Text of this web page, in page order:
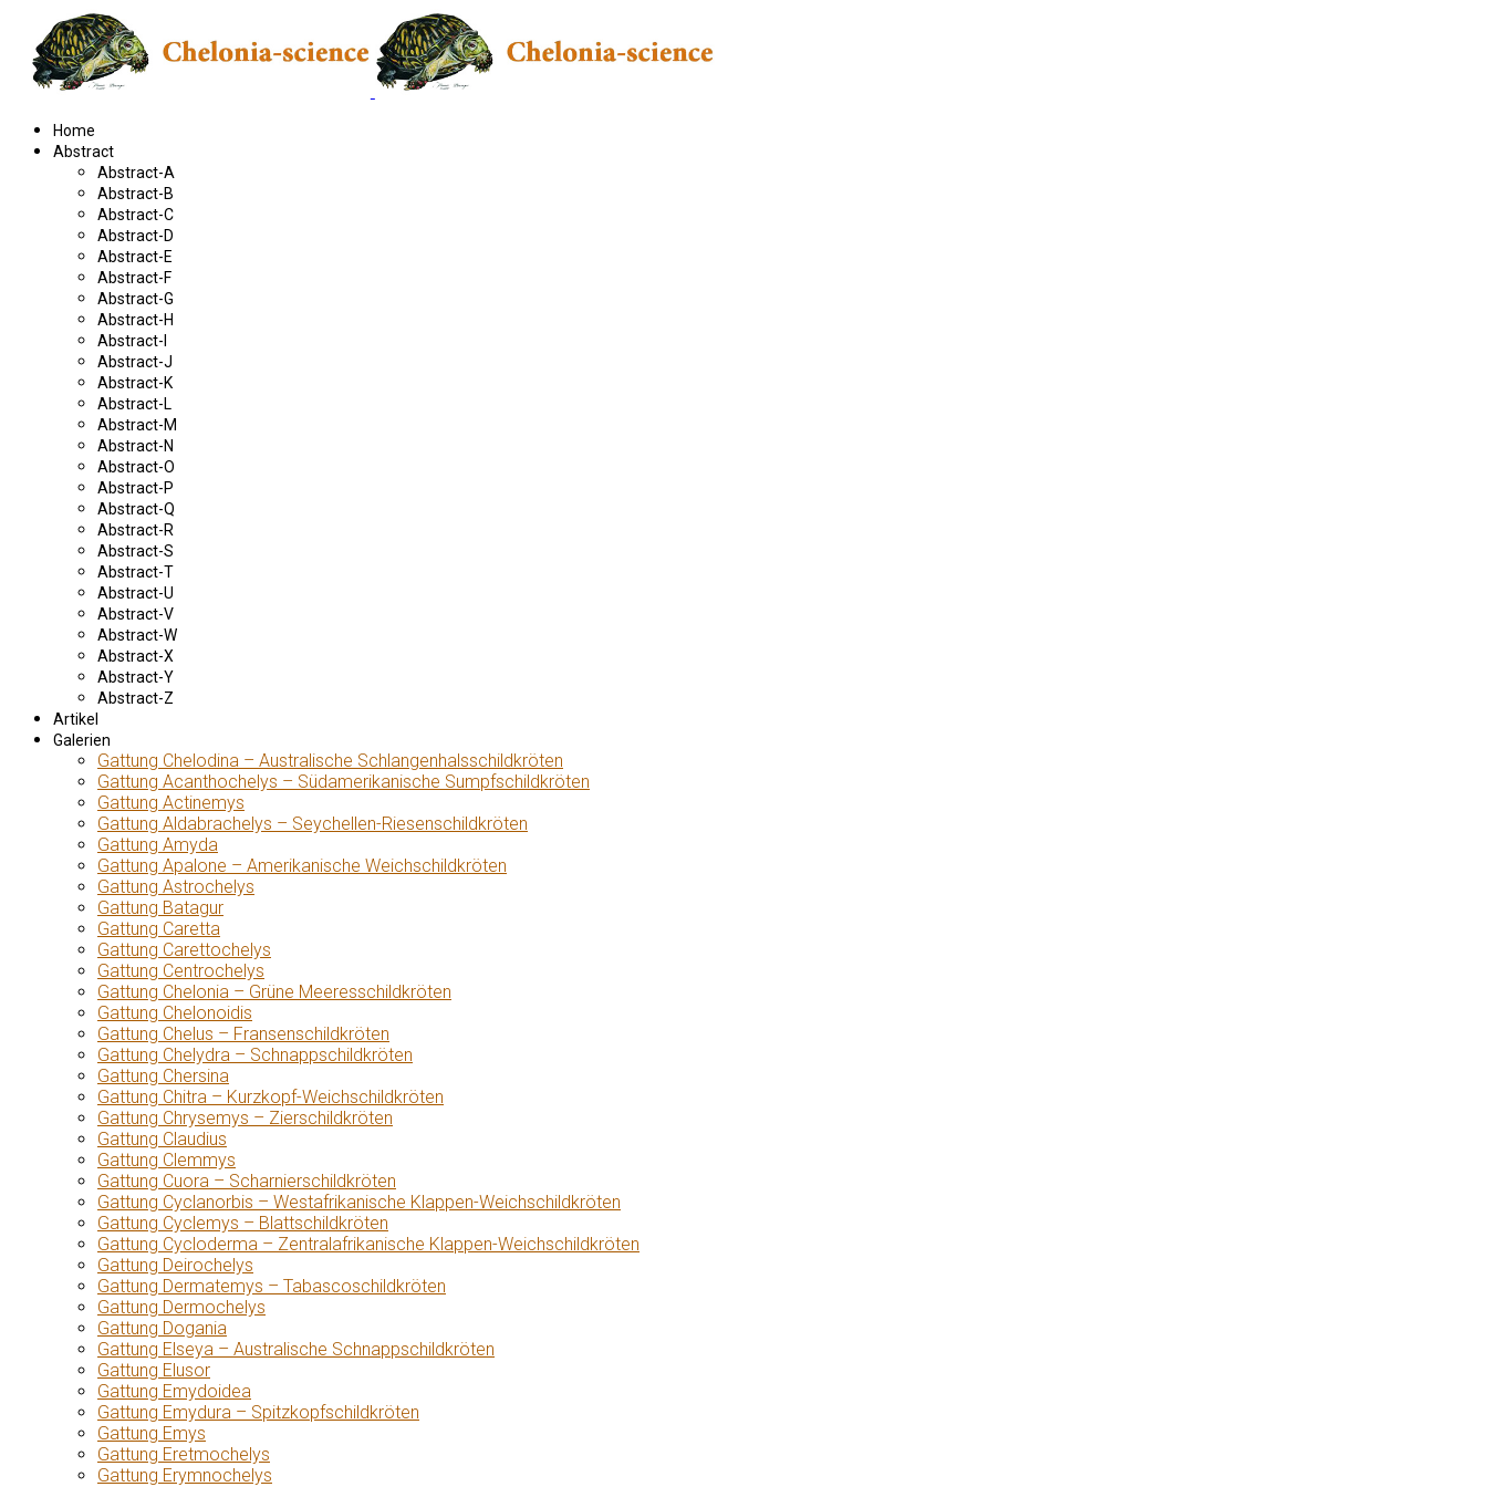
Home
Abstract
Abstract-A
Abstract-B
Abstract-C
Abstract-D
Abstract-E
Abstract-F
Abstract-G
Abstract-H
Abstract-I
Abstract-J
Abstract-K
Abstract-L
Abstract-M
Abstract-N
Abstract-O
Abstract-P
Abstract-Q
Abstract-R
Abstract-S
Abstract-T
Abstract-U
Abstract-V
Abstract-W
Abstract-X
Abstract-Y
Abstract-Z
Artikel
Galerien
Gattung Chelodina – Australische Schlangenhalsschildkröten
Gattung Acanthochelys – Südamerikanische Sumpfschildkröten
Gattung Actinemys
Gattung Aldabrachelys – Seychellen-Riesenschildkröten
Gattung Amyda
Gattung Apalone – Amerikanische Weichschildkröten
Gattung Astrochelys
Gattung Batagur
Gattung Caretta
Gattung Carettochelys
Gattung Centrochelys
Gattung Chelonia – Grüne Meeresschildkröten
Gattung Chelonoidis
Gattung Chelus – Fransenschildkröten
Gattung Chelydra – Schnappschildkröten
Gattung Chersina
Gattung Chitra – Kurzkopf-Weichschildkröten
Gattung Chrysemys – Zierschildkröten
Gattung Claudius
Gattung Clemmys
Gattung Cuora – Scharnierschildkröten
Gattung Cyclanorbis – Westafrikanische Klappen-Weichschildkröten
Gattung Cyclemys – Blattschildkröten
Gattung Cycloderma – Zentralafrikanische Klappen-Weichschildkröten
Gattung Deirochelys
Gattung Dermatemys – Tabascoschildkröten
Gattung Dermochelys
Gattung Dogania
Gattung Elseya – Australische Schnappschildkröten
Gattung Elusor
Gattung Emydoidea
Gattung Emydura – Spitzkopfschildkröten
Gattung Emys
Gattung Eretmochelys
Gattung Erymnochelys